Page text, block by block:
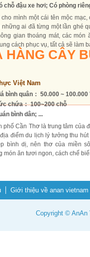
chỗ đậu xe hơi; Có phòng
mình một cái tên mộc
những ai đã từng một lần ghé
gian thoáng mát, các
cách phục vụ, tất cả sẽ làm
HÀNG CÂY
Việt Nam
bình quân： 50.000 ~ 100.000
chứa： 100~200 chỗ
bình dân; ...
phố Cần Thơ là trung tâm của
điểm du lịch lý tưởng thu
bình dị, nên thơ của miền
món ăn tươi ngon, cách chế
Giới thiệu về anan vietnam
Copyright © AnAn